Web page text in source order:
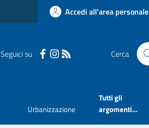
Accedi all'area personale
Seguici su Cerca
Urbanizzazione
Tutti gli
argomenti...